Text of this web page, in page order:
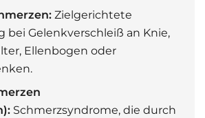
Zielgerichtete
bei Gelenkverschleiß an Knie,
Ellenbogen oder
Schmerzsyndrome, die durch